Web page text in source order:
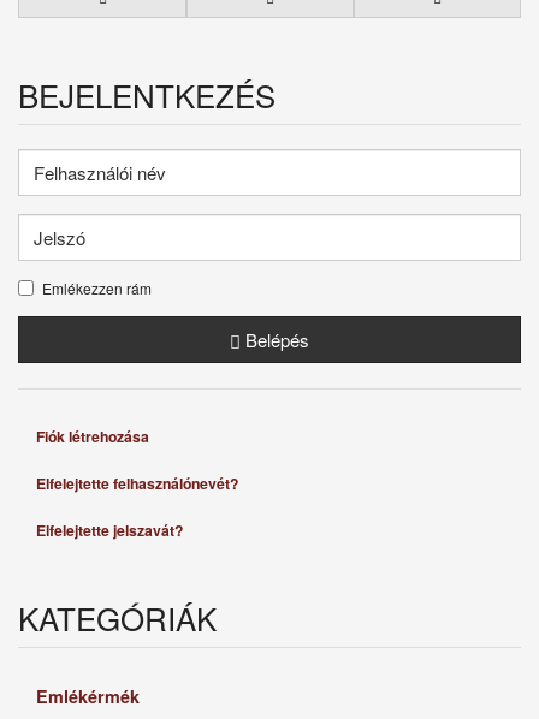
BEJELENTKEZÉS
Emlékezzen rám
Belépés
Fiók létrehozása
Elfelejtette felhasználónevét?
Elfelejtette jelszavát?
KATEGÓRIÁK
Emlékérmék